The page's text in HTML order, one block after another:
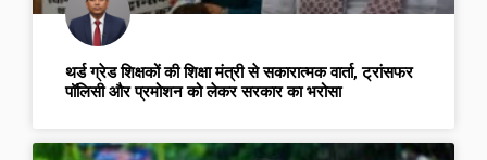
थर्ड ग्रेड शिक्षकों की शिक्षा मंत्री से सकारात्मक वार्ता, ट्रांसफर
पॉलिसी और प्रमोशन को लेकर सरकार का भरोसा